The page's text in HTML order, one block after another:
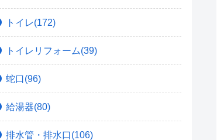
トイレ(172)
トイレリフォーム(39)
蛇口(96)
給湯器(80)
排水管・排水口(106)